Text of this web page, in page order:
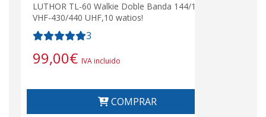
LUTHOR TL-60 Walkie Doble Banda 144/146
VHF-430/440 UHF,10 watios!
3
99,00€ IVA incluido
COMPRAR